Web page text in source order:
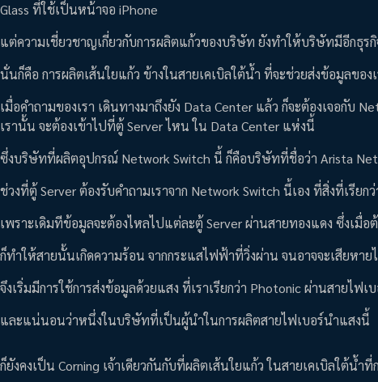
Glass ที่ใช้เป็นหน้าจอ iPhone
แต่ความเชี่ยวชาญเกี่ยวกับการผลิตแก้วของบริษัท ยังทำให้บริษัทมีอีกธุ
นั่นก็คือ การผลิตเส้นใยแก้ว ข้างในสายเคเบิลใต้น้ำ ที่จะช่วยส่งข้อมูลขอ
เมื่อคำถามของเรา เดินทางมาถึงยัง Data Center แล้ว ก็จะต้องเจอกับ
เรานั้น จะต้องเข้าไปที่ตู้ Server ไหน ใน Data Center แห่งนี้
ซึ่งบริษัทที่ผลิตอุปกรณ์ Network Switch นี้ ก็คือบริษัทที่ชื่อว่า Arista
ช่วงที่ตู้ Server ต้องรับคำถามเราจาก Network Switch นี้เอง ที่สิ่งที่เรีย
เพราะเดิมทีข้อมูลจะต้องไหลไปแต่ละตู้ Server ผ่านสายทองแดง ซึ่งเมื่
ก็ทำให้สายนั้นเกิดความร้อน จากกระแสไฟฟ้าที่วิ่งผ่าน จนอาจจะเสียหาย
จึงเริ่มมีการใช้การส่งข้อมูลด้วยแสง ที่เราเรียกว่า Photonic ผ่านสายไ
และแน่นอนว่าหนึ่งในบริษัทที่เป็นผู้นำในการผลิตสายไฟเบอร์นำแสงนี้
ก็ยังคงเป็น Corning เจ้าเดียวกันกับที่ผลิตเส้นใยแก้ว ในสายเคเบิลใต้น้ำ